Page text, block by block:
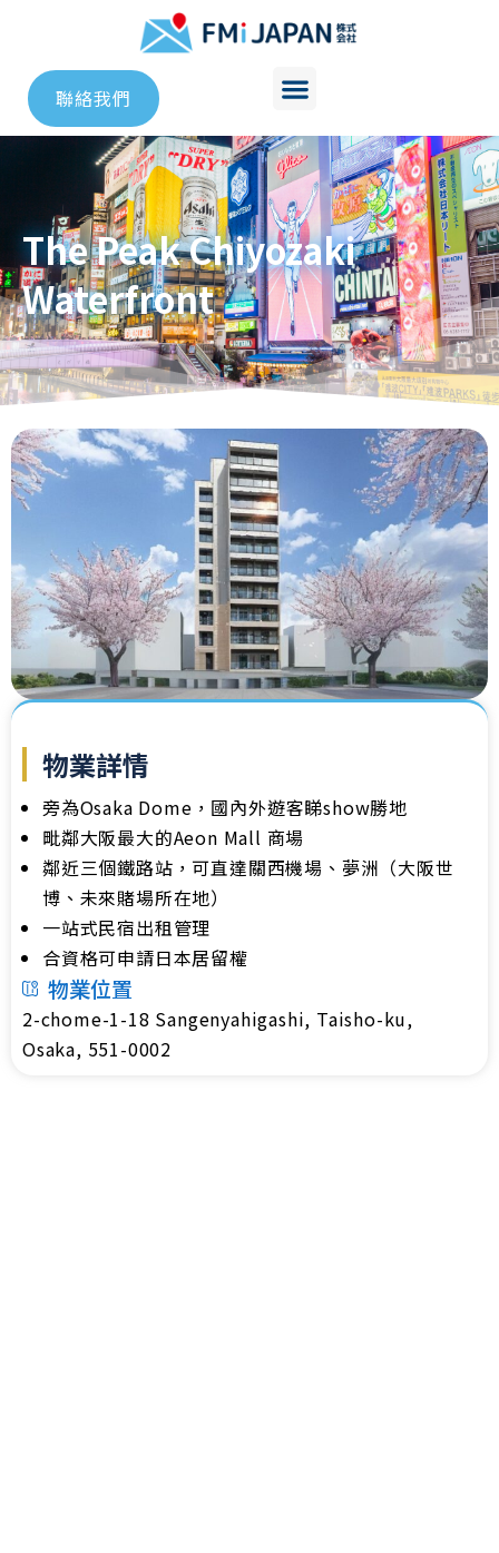
聯絡我們
The Peak Chiyozaki
Waterfront
物業詳情
旁為Osaka Dome，國內外遊客睇show勝地
毗鄰大阪最大的Aeon Mall 商場
鄰近三個鐵路站，可直達關西機場、夢洲（大阪世
博、未來賭場所在地）
一站式民宿出租管理
合資格可申請日本居留權
物業位置
2-chome-1-18 Sangenyahigashi, Taisho-ku,
Osaka, 551-0002